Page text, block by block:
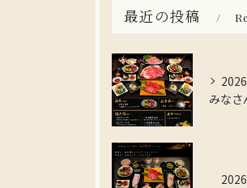
最近の投稿